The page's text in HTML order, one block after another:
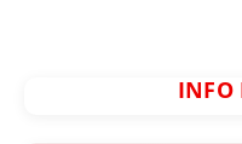
INFO